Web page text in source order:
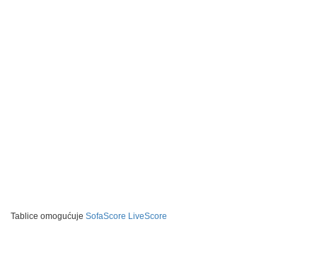
Tablice omogućuje SofaScore LiveScore